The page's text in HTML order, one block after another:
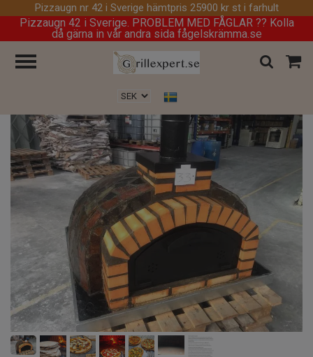
Pizzaugn nr 42 i Sverige hämtpris 25900 kr st i farhult
Pizzaugn 42 i Sverige. PROBLEM MED FÅGLAR ?? Kolla
då gärna in vår andra sida fågelskrämma.se